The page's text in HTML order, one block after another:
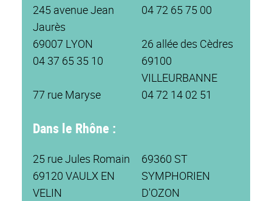
245 avenue Jean
Jaurès
69007 LYON
04 37 65 35 10
77 rue Maryse
04 72 65 75 00
26 allée des Cèdres
69100
VILLEURBANNE
04 72 14 02 51
Dans le Rhône :
25 rue Jules Romain
69120 VAULX EN
VELIN
69360 ST
SYMPHORIEN
D'OZON